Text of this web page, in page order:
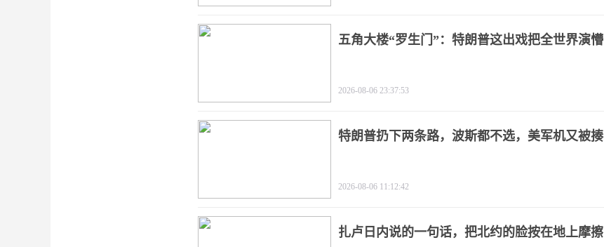
五角大楼“罗生门”：特朗普这出戏把全世界演懵
2026-08-06 23:37:53
特朗普扔下两条路，波斯都不选，美军机又被揍
2026-08-06 11:12:42
扎卢日内说的一句话，把北约的脸按在地上摩擦